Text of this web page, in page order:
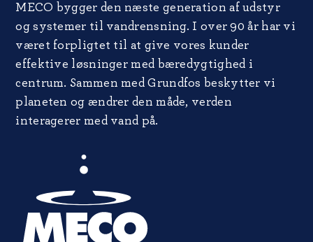
MECO bygger den næste generation af udstyr
og systemer til vandrensning. I over 90 år har vi
været forpligtet til at give vores kunder
effektive løsninger med bæredygtighed i
centrum. Sammen med Grundfos beskytter vi
planeten og ændrer den måde, verden
interagerer med vand på.